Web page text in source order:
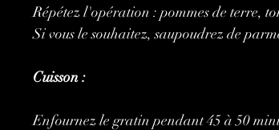
Répétez l'opération : pommes de terre,
Si vous le souhaitez, saupoudrez de
Cuisson :
Enfournez le gratin pendant 45 à 50